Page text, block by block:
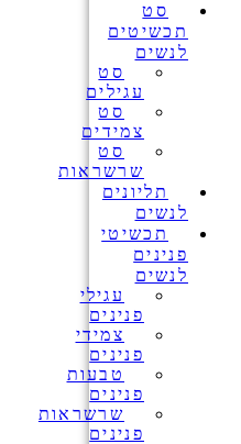
סט
תכשיטים
לנשים
סט
עגילים
סט
צמידים
סט
שרשראות
תליונים
לנשים
תכשיטי
פנינים
לנשים
עגילי
פנינים
צמידי
פנינים
טבעות
פנינים
שרשראות
פנינים